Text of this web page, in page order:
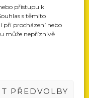
přístupu k
s těmito
při procházení nebo
může nepříznivě
PŘEDVOLBY